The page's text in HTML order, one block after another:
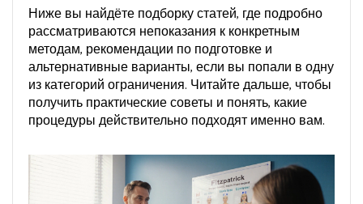
Ниже вы найдёте подборку статей, где подробно
рассматриваются непоказания к конкретным
методам, рекомендации по подготовке и
альтернативные варианты, если вы попали в одну
из категорий ограничения. Читайте дальше, чтобы
получить практические советы и понять, какие
процедуры действительно подходят именно вам.